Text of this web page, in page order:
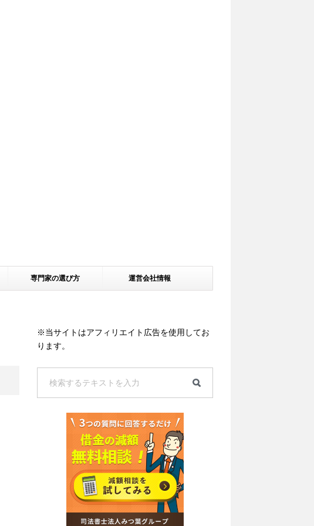
専門家の選び方 運営会社情報
※当サイトはアフィリエイト広告を使用してお
ります。